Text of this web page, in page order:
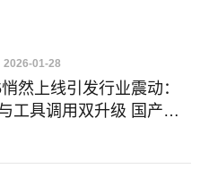
2026-01-28
然上线引发行业震动：
工具调用双升级 国产大